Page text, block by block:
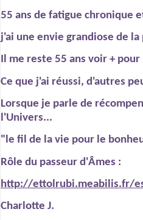
55 ans de fatigue chronique
j'ai une envie grandiose de la
Il me reste 55 ans voir + pour
Ce que j'ai réussi, d'autres
Lorsque je parle de
l'Univers...
"le fil de la vie pour le
Rôle du passeur d'Âmes :
http://ettolrubi.meabilis.fr/
Charlotte J.